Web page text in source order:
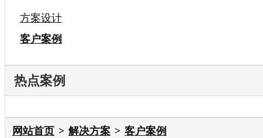
方案设计
客户案例
热点案例
网站首页 解决方案 客户案例